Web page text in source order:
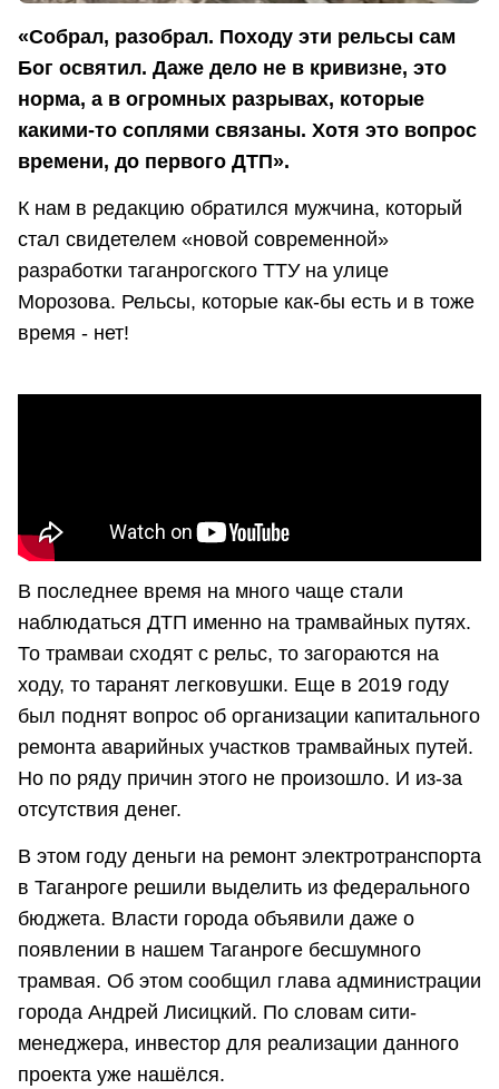
«Собрал, разобрал. Походу эти рельсы сам
Бог освятил. Даже дело не в кривизне, это
норма, а в огромных разрывах, которые
какими-то соплями связаны. Хотя это вопрос
времени, до первого ДТП».
К нам в редакцию обратился мужчина, который
стал свидетелем «новой современной»
разработки таганрогского ТТУ на улице
Морозова. Рельсы, которые как-бы есть и в тоже
время - нет!
В последнее время на много чаще стали
наблюдаться ДТП именно на трамвайных путях.
То трамваи сходят с рельс, то загораются на
ходу, то таранят легковушки. Еще в 2019 году
был поднят вопрос об организации капитального
ремонта аварийных участков трамвайных путей.
Но по ряду причин этого не произошло. И из-за
отсутствия денег.
В этом году деньги на ремонт электротранспорта
в Таганроге решили выделить из федерального
бюджета. Власти города объявили даже о
появлении в нашем Таганроге бесшумного
трамвая. Об этом сообщил глава администрации
города Андрей Лисицкий. По словам сити-
менеджера, инвестор для реализации данного
проекта уже нашёлся.